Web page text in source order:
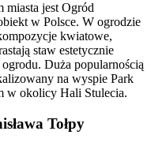
miasta jest Ogród
w Polsce. W ogrodzie
kwiatowe,
staw estetycznie
Duża popularnością
na wyspie Park
w okolicy Hali Stulecia.
Tołpy